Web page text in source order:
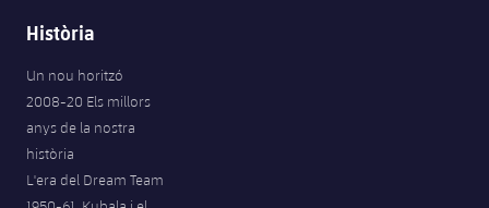
Història
Un nou horitzó
2008-20 Els millors
anys de la nostra
història
L'era del Dream Team